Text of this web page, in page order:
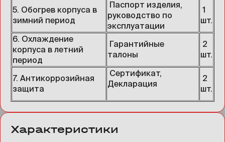
5. Обогрев корпуса в
зимний период
Паспорт изделия,
руководство по
эксплуатации
1
шт.
6. Охлаждение
корпуса в летний
период
Гарантийные
талоны
2
шт.
7. Антикоррозийная
защита
Сертификат,
Декларация
2
шт.
Характеристики